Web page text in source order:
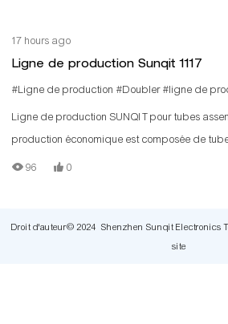
17 hours ago
Ligne de production Sunqit 1117
#Ligne de production #Doubler#ligne de
Ligne de production SUNQIT pour tubes
production économique est composée de
en T, de connecteurs en aluminium, de rails à
96 0
Droit d'auteur© 2024 Shenzhen Sunqit Electronics
site